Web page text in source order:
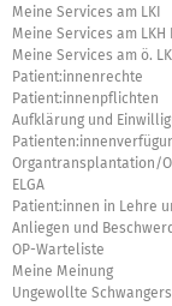
Meine Services am LKI
Meine Services am LKH
Meine Services am ö.
Patient:innenrechte
Patient:innenpflichten
Aufklärung und
Organtransplantation/
ELGA
Patient:innen in Lehre
Anliegen und
OP-Warteliste
Meine Meinung
Ungewollte